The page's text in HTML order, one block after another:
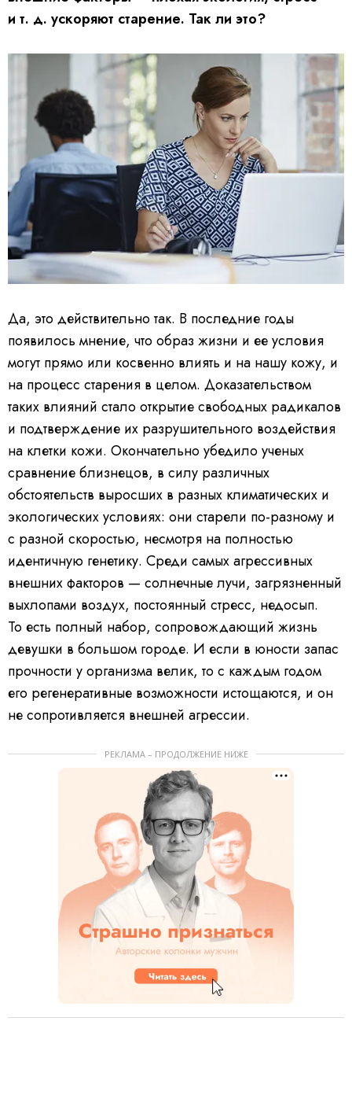
и т. д. ускоряют старение. Так ли это?
Да, это действительно так. В последние годы
появилось мнение, что образ жизни и ее условия
могут прямо или косвенно влиять и на нашу кожу, и
на процесс старения в целом. Доказательством
таких влияний стало открытие свободных радикалов
и подтверждение их разрушительного воздействия
на клетки кожи. Окончательно убедило ученых
сравнение близнецов, в силу различных
обстоятельств выросших в разных климатических и
экологических условиях: они старели по-разному и
с разной скоростью, несмотря на полностью
идентичную генетику. Среди самых агрессивных
внешних факторов — солнечные лучи, загрязненный
выхлопами воздух, постоянный стресс, недосып.
То есть полный набор, сопровождающий жизнь
девушки в большом городе. И если в юности запас
прочности у организма велик, то с каждым годом
его регенеративные возможности истощаются, и он
не сопротивляется внешней агрессии.
РЕКЛАМА – ПРОДОЛЖЕНИЕ НИЖЕ